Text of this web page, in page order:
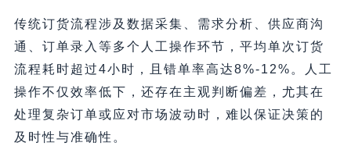
传统订货流程涉及数据采集、需求分析、供应商沟
通、订单录入等多个人工操作环节，平均单次订货
流程耗时超过4小时，且错单率高达8%-12%。人工
操作不仅效率低下，还存在主观判断偏差，尤其在
处理复杂订单或应对市场波动时，难以保证决策的
及时性与准确性。